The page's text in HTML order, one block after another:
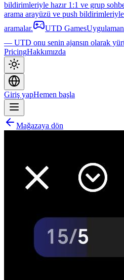
bildirimleriyle hazır 1:1 ve grup
arama arayüzü ve push
aramalar.
UTD Games
— UTD onu senin ajansın olarak
PricingHakkımızda
Giriş yapHemen başla
Mağazaya dön